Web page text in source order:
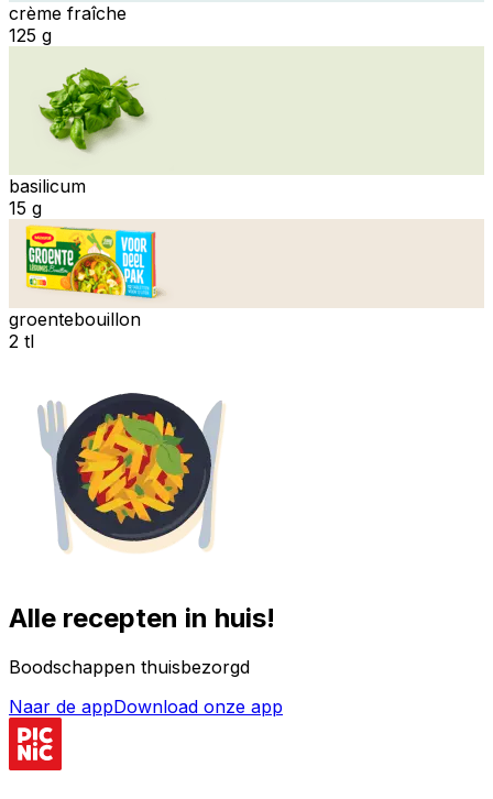
crème fraîche
125 g
basilicum
15 g
groentebouillon
2 tl
Alle recepten in huis!
Boodschappen thuisbezorgd
Naar de appDownload onze app